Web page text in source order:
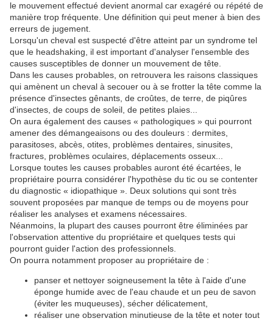
le mouvement effectué devient anormal car exagéré ou répété de
manière trop fréquente. Une définition qui peut mener à bien des
erreurs de jugement.
Lorsqu'un cheval est suspecté d'être atteint par un syndrome tel
que le headshaking, il est important d'analyser l'ensemble des
causes susceptibles de donner un mouvement de tête.
Dans les causes probables, on retrouvera les raisons classiques
qui amènent un cheval à secouer ou à se frotter la tête comme la
présence d'insectes gênants, de croûtes, de terre, de piqûres
d'insectes, de coups de soleil, de petites plaies...
On aura également des causes « pathologiques » qui pourront
amener des démangeaisons ou des douleurs : dermites,
parasitoses, abcès, otites, problèmes dentaires, sinusites,
fractures, problèmes oculaires, déplacements osseux...
Lorsque toutes les causes probables auront été écartées, le
propriétaire pourra considérer l'hypothèse du tic ou se contenter
du diagnostic « idiopathique ». Deux solutions qui sont très
souvent proposées par manque de temps ou de moyens pour
réaliser les analyses et examens nécessaires.
Néanmoins, la plupart des causes pourront être éliminées par
l'observation attentive du propriétaire et quelques tests qui
pourront guider l'action des professionnels.
On pourra notamment proposer au propriétaire de :
panser et nettoyer soigneusement la tête à l'aide d'une
éponge humide avec de l'eau chaude et un peu de savon
(éviter les muqueuses), sécher délicatement,
réaliser une observation minutieuse de la tête et noter tout